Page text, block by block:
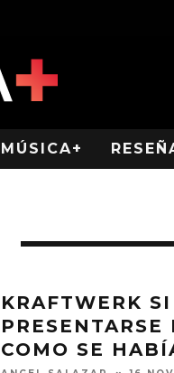
MÚSICA+
KRAFTWERK
COMO SE